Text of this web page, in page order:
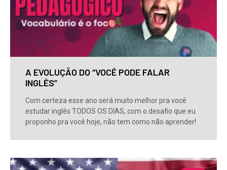
A EVOLUÇÃO DO “VOCÊ PODE FALAR
INGLÊS”
Com certeza esse ano será muito melhor pra você
estudar inglês TODOS OS DIAS, com o desafio que eu
proponho pra você hoje, não tem como não aprender!